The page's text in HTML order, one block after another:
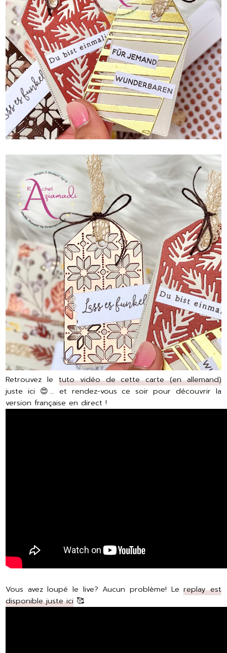
Retrouvez le tuto vidéo de cette carte (en allemand)
juste ici 😍… et rendez-vous ce soir pour découvrir la
version française en direct !
Vous avez loupé le live? Aucun problème! Lereplay est
disponible juste ici 🥰